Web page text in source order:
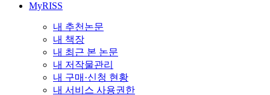
MyRISS
내 추천논문
내 책장
내 최근 본 논문
내 저작물관리
내 구매·신청 현황
내 서비스 사용권한